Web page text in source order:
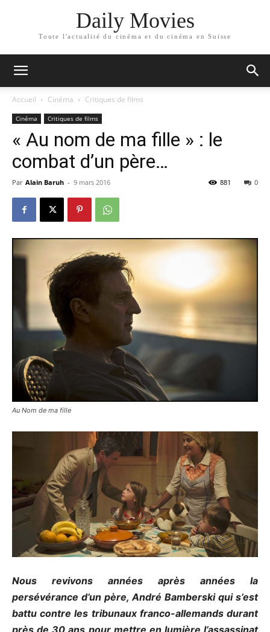
Daily Movies
Toute l'actualité du cinéma et du cinéma en Suisse
Accueil Cinéma Critiques de films
Cinéma Critiques de films
« Au nom de ma fille » : le
combat d’un père…
Par Alain Baruh - 9 mars 2016 0
881
Au Nom de ma fille
Nous revivons années après années la
persévérance d’un père, André Bamberski qui s’est
battu contre les tribunaux franco-allemands durant
près de 30 ans pour mettre en lumière l’assassinat